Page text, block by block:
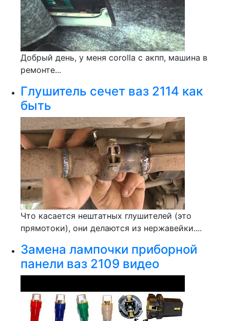
Добрый день, у меня corolla c акпп, машина в
ремонте...
Глушитель сечет ваз 2114 как
быть
Что касается нештатных глушителей (это
прямотоки), они делаются из нержавейки....
Замена лампочки приборной
панели ваз 2109 видео